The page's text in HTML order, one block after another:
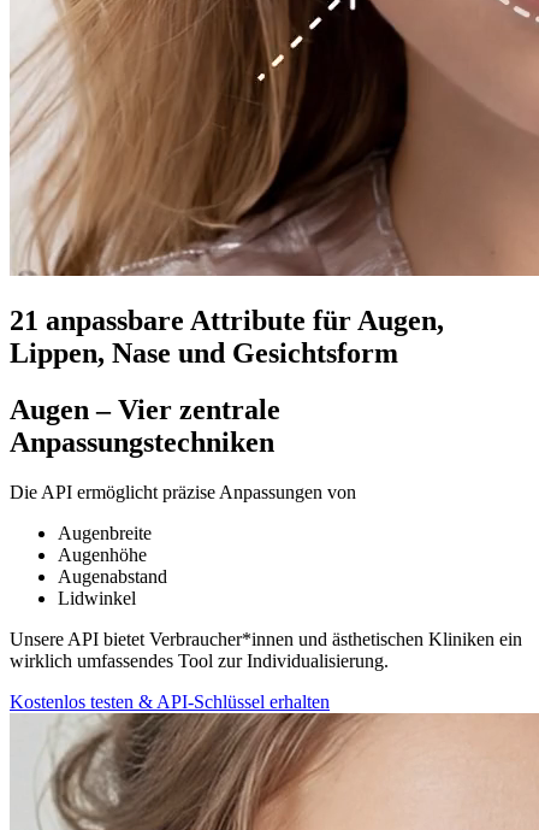
21 anpassbare Attribute für Augen,
Lippen, Nase und Gesichtsform
Augen – Vier zentrale
Anpassungstechniken
Die API ermöglicht präzise Anpassungen von
Augenbreite
Augenhöhe
Augenabstand
Lidwinkel
Unsere API bietet Verbraucher*innen und ästhetischen Kliniken ein
wirklich umfassendes Tool zur Individualisierung.
Kostenlos testen & API-Schlüssel erhalten